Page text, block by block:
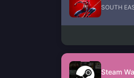
SOUTH
Steam